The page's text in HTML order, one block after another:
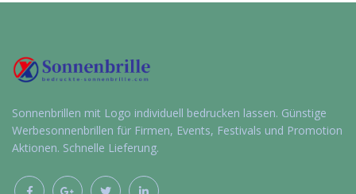
Sonnenbrillen mit Logo individuell bedrucken lassen. Günstige
Werbesonnenbrillen für Firmen, Events, Festivals und Promotion
Aktionen. Schnelle Lieferung.